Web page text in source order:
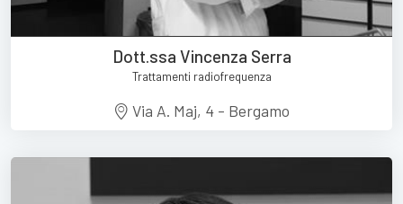
Dott.ssa Vincenza Serra
Trattamenti radiofrequenza
Via A. Maj, 4 - Bergamo